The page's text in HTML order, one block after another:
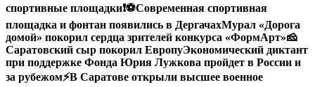
спортивные площадки❗️⚽️Современная спортивная
площадка и фонтан появились в ДергачахМурал «Дорога
домой» покорил сердца зрителей конкурса «ФормАрт»🧀
Саратовский сыр покорил ЕвропуЭкономический диктант
при поддержке Фонда Юрия Лужкова пройдет в России и
за рубежом⚡️В Саратове открыли высшее военное